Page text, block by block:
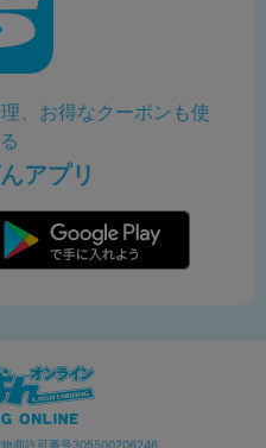
、お得なクーポンも使
アプリ
商許可番号305500206246